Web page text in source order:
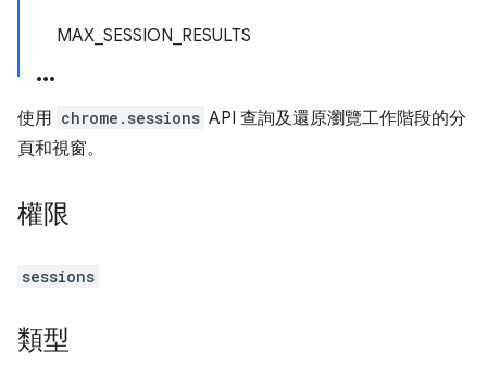
MAX_SESSION_RESULTS
使用 chrome.sessions API 查詢及還原瀏覽工作階段的分
頁和視窗。
權限
sessions
類型